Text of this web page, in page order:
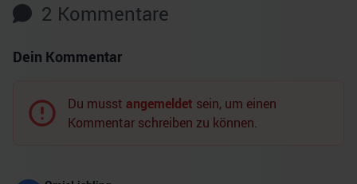
2 Kommentare
Dein Kommentar
Du musst angemeldet sein, um einen
Kommentar schreiben zu können.